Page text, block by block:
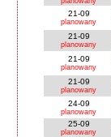
21-09
planowany
21-09
planowany
21-09
planowany
21-09
planowany
24-09
planowany
25-09
planowany